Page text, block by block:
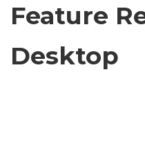
Feature
Desktop